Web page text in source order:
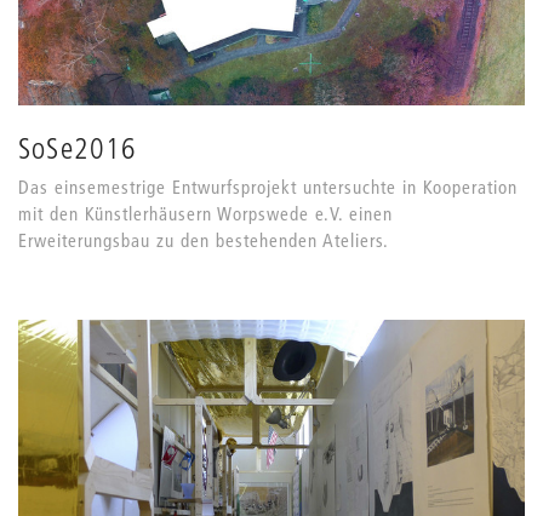
SoSe2016
Das einsemestrige Entwurfsprojekt untersuchte in Kooperation
mit den Künstlerhäusern Worpswede e.V. einen
Erweiterungsbau zu den bestehenden Ateliers.